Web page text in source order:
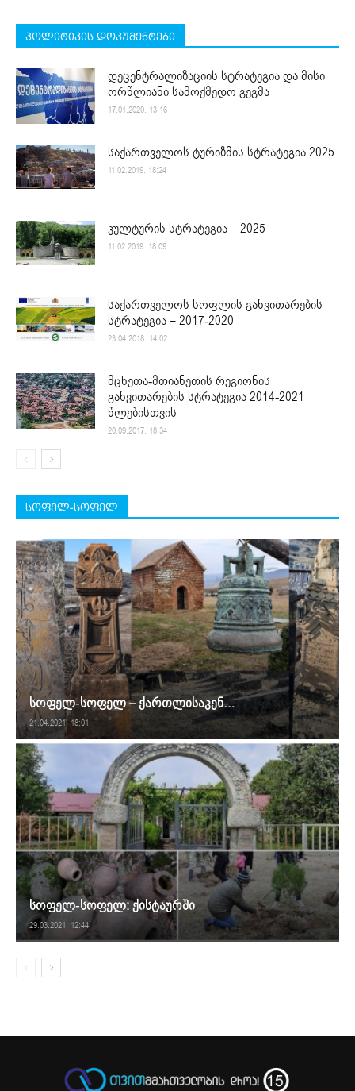
პოლიტიკის დოკუმენტები
დეცენტრალიზაციის სტრატეგია და მისი
ორწლიანი სამოქმედო გეგმა
17.01.2020. 13:16
საქართველოს ტურიზმის სტრატეგია 2025
11.02.2019. 18:24
კულტურის სტრატეგია – 2025
11.02.2019. 18:09
საქართველოს სოფლის განვითარების
სტრატეგია – 2017-2020
23.04.2018. 14:02
მცხეთა-მთიანეთის რეგიონის
განვითარების სტრატეგია 2014-2021
წლებისთვის
20.09.2017. 18:34
სოფელ-სოფელ
სოფელ-სოფელ – ქართლისაკენ…
21.04.2021. 18:01
სოფელ-სოფელ: ქისტაურში
29.03.2021. 12:44